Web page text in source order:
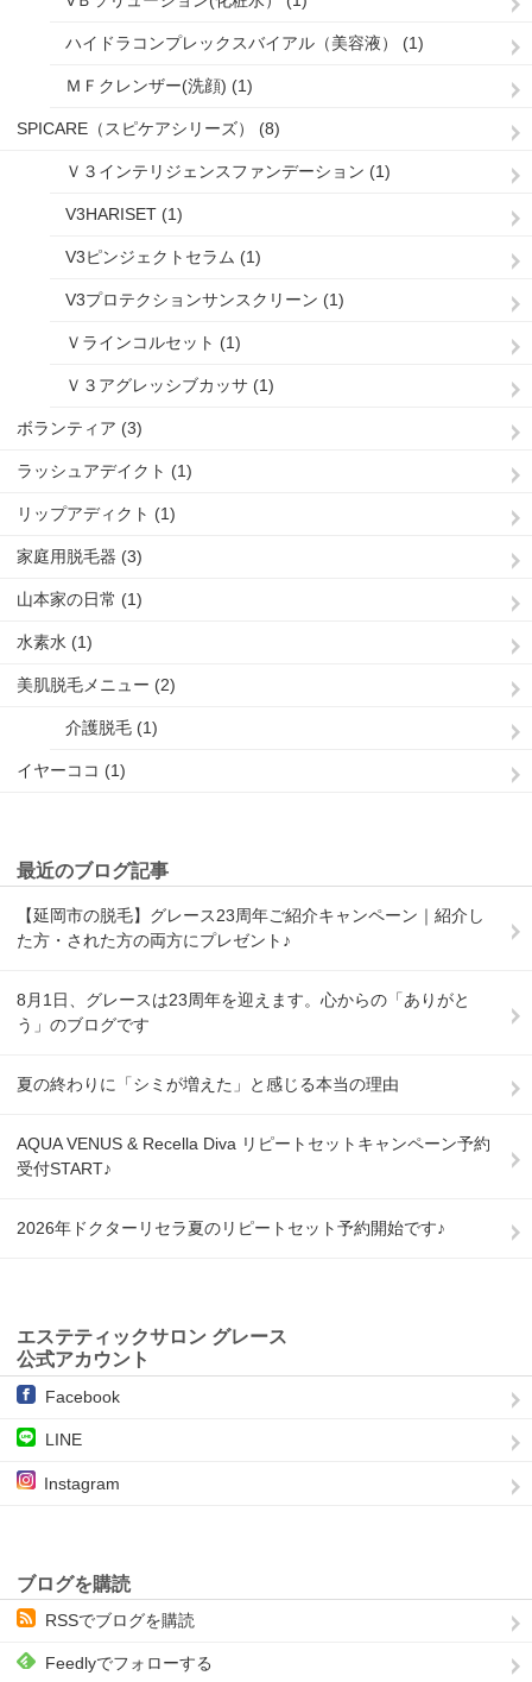
ハイドラコンプレックスバイアル（美容液） (1)
ＭＦクレンザー(洗顔) (1)
SPICARE（スピケアシリーズ） (8)
Ｖ３インテリジェンスファンデーション (1)
V3HARISET (1)
V3ピンジェクトセラム (1)
V3プロテクションサンスクリーン (1)
Ｖラインコルセット (1)
Ｖ３アグレッシブカッサ (1)
ボランティア (3)
ラッシュアデイクト (1)
リップアディクト (1)
家庭用脱毛器 (3)
山本家の日常 (1)
水素水 (1)
美肌脱毛メニュー (2)
介護脱毛 (1)
イヤーココ (1)
最近のブログ記事
【延岡市の脱毛】グレース23周年ご紹介キャンペーン｜紹介し
た方・された方の両方にプレゼント♪
8月1日、グレースは23周年を迎えます。心からの「ありがと
う」のブログです
夏の終わりに「シミが増えた」と感じる本当の理由
AQUA VENUS & Recella Diva リピートセットキャンペーン予約
受付START♪
2026年ドクターリセラ夏のリピートセット予約開始です♪
エステティックサロン グレース
公式アカウント
Facebook
LINE
Instagram
ブログを購読
RSSでブログを購読
Feedlyでフォローする